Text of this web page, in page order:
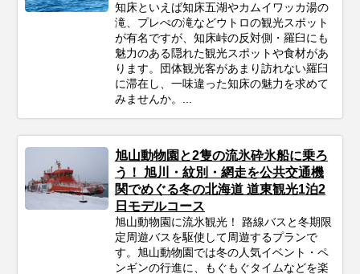
知床といえば知床五湖やカムイワッカ湯の
滝、プレぺの滝などウトロの観光スポット
が有名ですが、知床峠の反対側・羅臼にも
魅力のある隠れた観光スポットや食材があ
ります。団体観光客があまり訪れない羅臼
に滞在し、一味違った知床の魅力を求めて
みませんか。...
旭山動物園と2隻の流氷砕氷船に乗ろ
う！ 旭川・紋別・網走を公共交通機
関でめぐる冬の北海道 道東観光1泊2
日モデルコース
旭山動物園に流氷観光！ 路線バスと冬期限
定周遊バスを駆使して周遊するプランで
す。旭山動物園では冬の人気イベント・ペ
ンギンの行進に、もぐもぐタイムなどを楽